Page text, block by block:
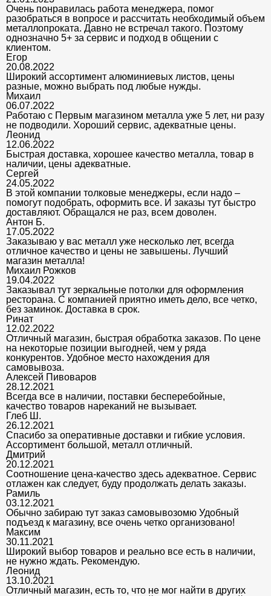
Очень понравилась работа менеджера, помог
разобраться в вопросе и рассчитать необходимый объем
металлопроката. Давно не встречал такого. Поэтому
однозначно 5+ за сервис и подход в общении с
клиентом.
Егор
20.08.2022
Широкий ассортимент алюминиевых листов, цены
разные, можно выбрать под любые нужды.
Михаил
06.07.2022
Работаю с Первым магазином металла уже 5 лет, ни разу
не подводили. Хороший сервис, адекватные цены.
Леонид
12.06.2022
Быстрая доставка, хорошее качество металла, товар в
наличии, цены адекватные.
Сергей
24.05.2022
В этой компании толковые менеджеры, если надо –
помогут подобрать, оформить все. И заказы тут быстро
доставляют. Обращался не раз, всем доволен.
Антон Б.
17.05.2022
Заказываю у вас металл уже несколько лет, всегда
отличное качество и цены не завышены. Лучший
магазин металла!
Михаил Рожков
19.04.2022
Заказывал тут зеркальные потолки для оформления
ресторана. С компанией приятно иметь дело, все четко,
без заминок. Доставка в срок.
Ринат
12.02.2022
Отличный магазин, быстрая обработка заказов. По цене
на некоторые позиции выгодней, чем у ряда
конкурентов. Удобное место нахождения для
самовывоза.
Алексей Пивоваров
28.12.2021
Всегда все в наличии, поставки бесперебойные,
качество товаров нареканий не вызывает.
Глеб Ш.
26.12.2021
Спасибо за оперативные доставки и гибкие условия.
Ассортимент большой, металл отличный.
Дмитрий
20.12.2021
Соотношение цена-качество здесь адекватное. Сервис
отлажен как следует, буду продолжать делать заказы.
Рамиль
03.12.2021
Обычно забираю тут заказ самовывозомю Удобный
подъезд к магазину, все очень четко организовано!
Максим
30.11.2021
Широкий выбор товаров и реально все есть в наличии,
не нужно ждать. Рекомендую.
Леонид
13.10.2021
Отличный магазин, есть то, что не мог найти в других